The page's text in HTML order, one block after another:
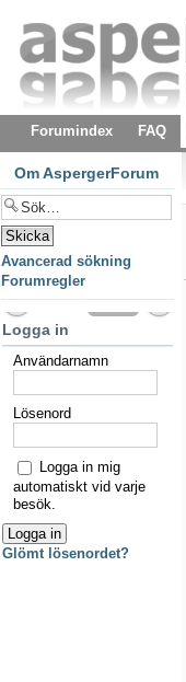
Forumindex FAQ
Om AspergerForum
Avancerad sökning
Forumregler
Logga in
Användarnamn
Lösenord
Logga in mig
automatiskt vid varje
besök.
Glömt lösenordet?